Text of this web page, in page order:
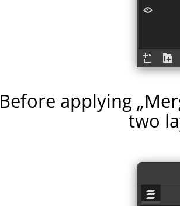
Before applying „
two